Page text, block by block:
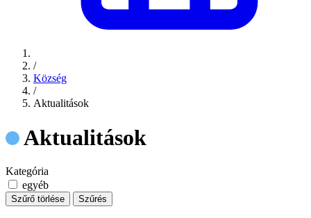
/
Község
/
Aktualitások
Aktualitások
Kategória
egyéb
Szűrő törlése Szűrés